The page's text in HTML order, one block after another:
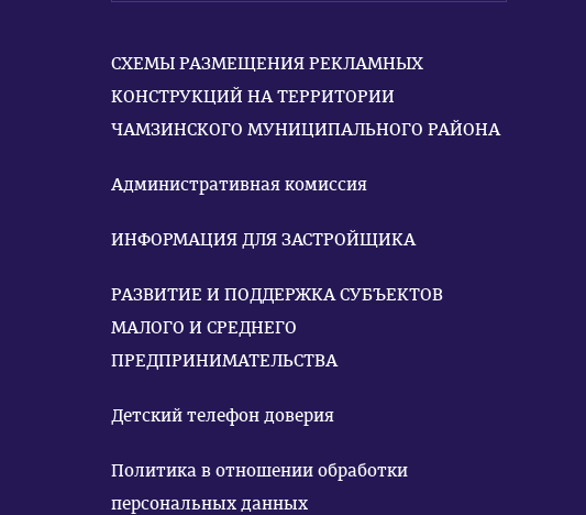
СХЕМЫ РАЗМЕЩЕНИЯ РЕКЛАМНЫХ
КОНСТРУКЦИЙ НА ТЕРРИТОРИИ
ЧАМЗИНСКОГО МУНИЦИПАЛЬНОГО РАЙОНА
Административная комиссия
ИНФОРМАЦИЯ ДЛЯ ЗАСТРОЙЩИКА
РАЗВИТИЕ И ПОДДЕРЖКА СУБЪЕКТОВ
МАЛОГО И СРЕДНЕГО
ПРЕДПРИНИМАТЕЛЬСТВА
Детский телефон доверия
Политика в отношении обработки
персональных данных